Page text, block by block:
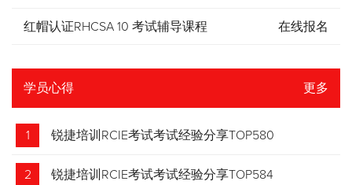
红帽认证RHCSA 10 考试辅导课程 在线报名
学员心得 更多
1 锐捷培训RCIE考试考试经验分享TOP580
2 锐捷培训RCIE考试考试经验分享TOP584